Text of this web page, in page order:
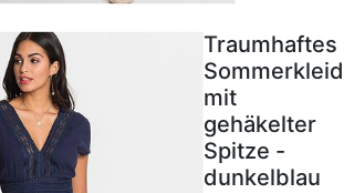
Traumhaftes
Sommerkleid
mit
gehäkelter
Spitze -
dunkelblau